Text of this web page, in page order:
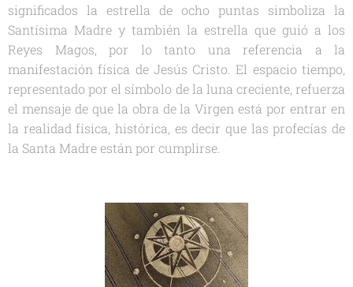
significados la estrella de ocho puntas simboliza la
Santísima Madre y también la estrella que guió a los
Reyes Magos, por lo tanto una referencia a la
manifestación física de Jesús Cristo. El espacio tiempo,
representado por el símbolo de la luna creciente, refuerza
el mensaje de que la obra de la Virgen está por entrar en
la realidad física, histórica, es decir que las profecías de
la Santa Madre están por cumplirse.